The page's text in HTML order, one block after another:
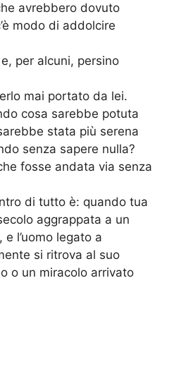
avrebbero dovuto
modo di addolcire
per alcuni, persino
mai portato da lei.
cosa sarebbe potuta
stata più serena
senza sapere nulla?
fosse andata via senza
di tutto è: quando tua
aggrappata a un
l’uomo legato a
si ritrova al suo
o un miracolo arrivato